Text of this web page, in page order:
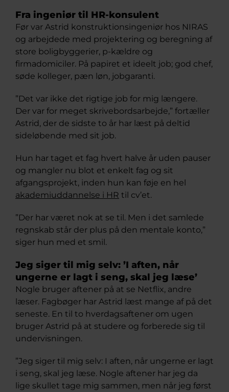
Fra ingeniør til HR-konsulent
Før var Astrid konstruktionsingeniør hos NIRAS
og arbejdede med projektering og beregning af
store boligbyggerier, p-kældre og
firmadomiciler. På papiret et ideelt job; god chef,
søde kolleger, pæn løn, jobgaranti.
”Det var ikke det rigtige job for mig længere.
Der var for meget skrivebordsarbejde,” fortæller
Astrid, der de sidste to år har læst på deltid
sideløbende med sit job.
Hun har taget et fag hvert halve år uden pauser
og mangler nu blot et enkelt fag og sit
afgangsprojekt, inden hun kan føje en hel
akademiuddannelse i HR til cv’et.
”Der har været nok at se til. Men i det samlede
regnskab står der plus på den mentale konto,”
siger hun med et smil.
Jeg siger til mig selv: ’I aften, når
ungerne er lagt i seng, skal jeg læse’
Nogle bruger aftener på at se Netflix, andre
læser. Fagbøger har Astrid læst mange af på det
seneste. En til to hverdagsaftener om ugen
bruger Astrid på at studere og forberede sig til
undervisningen.
”Jeg siger til mig selv: I aften, når ungerne er lagt
i seng, skal jeg læse. Nogle aftener har jeg da
lige skullet tage mig sammen, men når jeg først